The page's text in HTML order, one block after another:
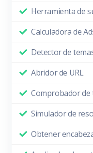
Herramienta de
Calculadora de
Detector de
Abridor de URL
Comprobador de
Simulador de
Obtener